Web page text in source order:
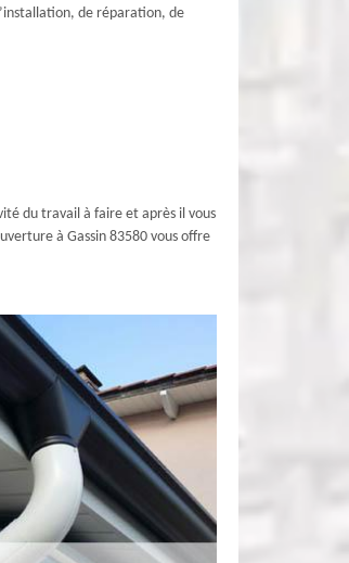
de réparation, de
du travail à faire et après il vous
à Gassin 83580 vous offre